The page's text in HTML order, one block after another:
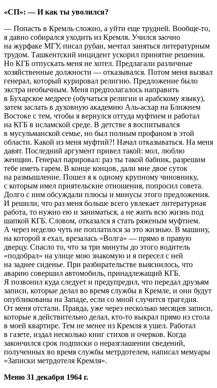
«СП»: — И как ты уволился?
— Попасть в Кремль сложно, а уйти еще трудней. Вообще-то,
я давно собирался уходить из Кремля. Учился заочно
на журфаке МГУ, писал рубаи, мечтал заняться литературным
трудом. Ташкентский инцидент ускорил принятие решения.
Но КГБ отпускать меня не хотел. Предлагали различные
хозяйственные должности — отказывался. Потом меня вызвал
генерал, который курировал религию. Предложение было
экстра необычным. Меня предполагалось направить
в Бухарское медресе (обучаться религии и арабскому языку),
затем заслать в духовную академию Аль-асхар на Ближнем
Востоке с тем, чтобы я вернулся оттуда муфтием и работал
на КГБ в исламской среде. В детстве я воспитывался
в мусульманской семье, но был полным профаном в этой
области. Какой из меня муфтий?! Начал отказываться. На меня
давят. Последний аргумент привел такой: мол, люблю
женщин. Генерал парировал: раз ты такой бабник, разрешим
тебе иметь гарем. В конце концов, дали мне двое суток
на размышление. Пошел я к одному крупному чиновнику,
с которым имел приятельские отношения, попросил совета.
Долго с ним обсуждали плюсы и минусы этого предложения.
И решили, что раз меня больше всего увлекает литературная
работа, то нужно ею и заниматься, а не жить всю жизнь под
шапкой КГБ. Словом, отказался я стать ряженым муфтием.
А через неделю чуть не поплатился за это жизнью. В машину,
на которой я ехал, врезалась «Волга» — прямо в правую
дверцу. Спасло то, что за три минуты до этого водитель
«подобрал» на улице мою знакомую и я пересел с ней
на заднее сиденье. При разбирательстве выяснилось, что
аварию совершил автомобиль, принадлежащий КГБ.
Я позвонил куда следует и предупредил, что передал друзьям
записи, которые делал во время службы в Кремле, и они будут
опубликованы на Западе, если со мной случится трагедия.
От меня отстали. Правда, уже через несколько месяцев записи,
которые я действительно делал, кто-то выкрал прямо из стола
в моей квартире. Тем не менее из Кремля я ушел. Работал
в газете, издал несколько книг стихов и очерков. Когда
закончился срок подписки о неразглашении сведений,
полученных во время службы метрдотелем, написал мемуары
«Записки метрдотеля Кремля».
Меню 31 декабря 1964 г.